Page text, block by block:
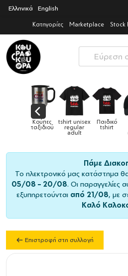
Ελληνικά English
Κατηγορίες Marketplace Stock
Κούπες
ταξιδιού
tshirt unisex
regular
adult
Παιδικό
tshirt
Πάμε
Το ηλεκτρονικό μας κατάστημα θα
05/08 – 20/08. Οι παραγγελίες
εξυπηρετούνται από 21/08, με
Καλό
Επιστροφή στη συλλογή